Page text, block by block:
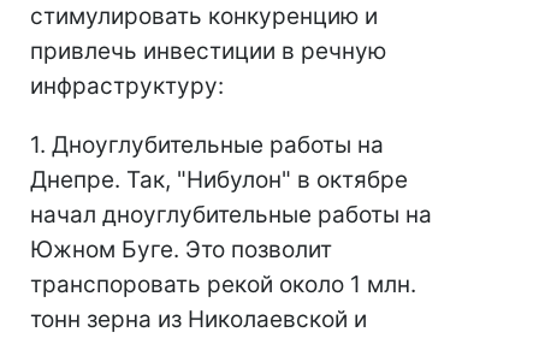
стимулировать конкуренцию и
привлечь инвестиции в речную
инфраструктуру:
1. Дноуглубительные работы на
Днепре. Так, "Нибулон" в октябре
начал дноуглубительные работы на
Южном Буге. Это позволит
транспоровать рекой около 1 млн.
тонн зерна из Николаевской и